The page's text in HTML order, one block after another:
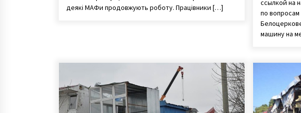
деякі МАФи продовжують роботу. Працівники […]
ссылкой на
по
машину на